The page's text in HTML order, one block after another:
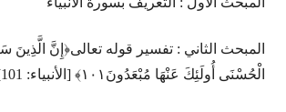
المبحث الثاني : تفسير قوله تعالى﴿إِنَّ الَّذِينَ
الْحُسْنَى أُولَئِكَ عَنْهَا مُبْعَدُونَ١٠١﴾ [الأنبياء: 101] تفسيرا تحليلياً.